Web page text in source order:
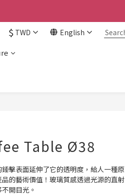
$ TWD English
Table Ø38
擊表面延伸了它的透明度，給人一種原
的藝術價值！玻璃質感透過光源的直射
開目光。